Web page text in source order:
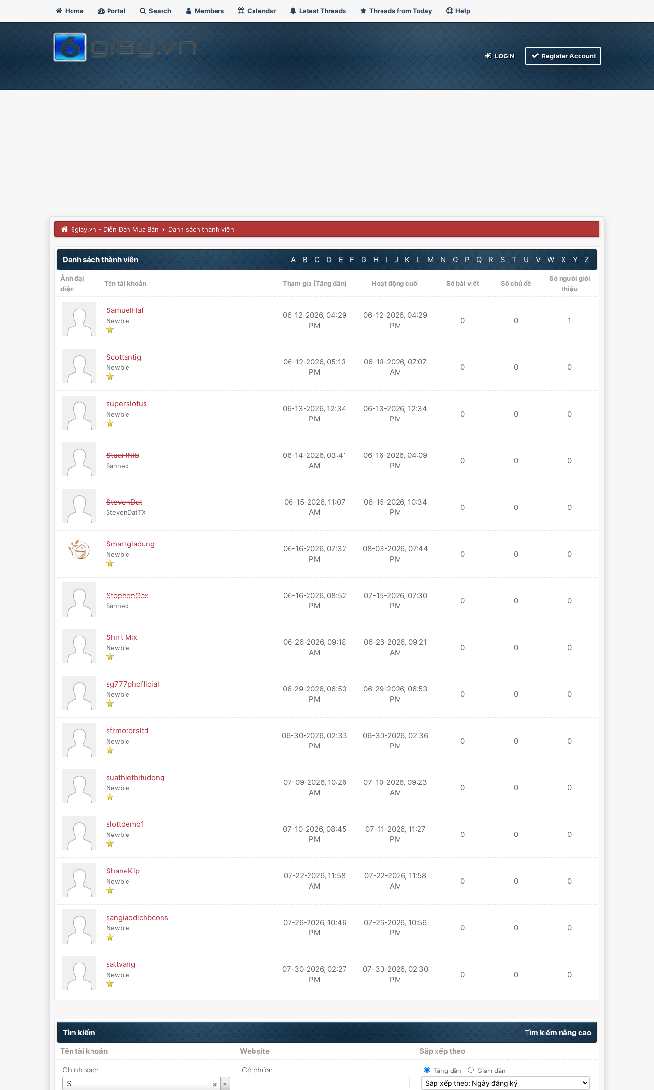
Home Portal Search Members Calendar Latest Threads Threads from Today Help
LOGIN Register Account
6giay.vn - Diễn Đàn Mua Bán Danh sách thành viên
A B C D E F G H I J K L M N O P Q R S T U V W X Y Z
Danh sách thành viên
Ảnh đại
diện
Tên tài khoản Tham gia [Tăng dần] Hoạt động cuối Số bài viết Số chủ đề
Só người giới
thiệu
SamuelHaf
Newbie
06-12-2026, 04:29
PM
06-12-2026, 04:29
PM
0 0 1
Scottantig
Newbie
06-12-2026, 05:13
PM
06-18-2026, 07:07
AM
0 0 0
superslotus
Newbie
06-13-2026, 12:34
PM
06-13-2026, 12:34
PM
0 0 0
StuartNib
Banned
06-14-2026, 03:41
AM
06-16-2026, 04:09
PM
0 0 0
StevenDat
StevenDatTX
06-15-2026, 11:07
AM
06-15-2026, 10:34
PM
0 0 0
Smartgiadung
Newbie
06-16-2026, 07:32
PM
08-03-2026, 07:44
PM
0 0 0
StephenGax
Banned
06-16-2026, 08:52
PM
07-15-2026, 07:30
PM
0 0 0
Shirt Mix
Newbie
06-26-2026, 09:18
AM
06-26-2026, 09:21
AM
0 0 0
sg777phofficial
Newbie
06-29-2026, 06:53
PM
06-29-2026, 06:53
PM
0 0 0
sfrmotorsltd
Newbie
06-30-2026, 02:33
PM
06-30-2026, 02:36
PM
0 0 0
suathietbitudong
Newbie
07-09-2026, 10:26
AM
07-10-2026, 09:23
AM
0 0 0
slottdemo1
Newbie
07-10-2026, 08:45
PM
07-11-2026, 11:27
PM
0 0 0
ShaneKip
Newbie
07-22-2026, 11:58
AM
07-22-2026, 11:58
AM
0 0 0
sangiaodichbcons
Newbie
07-26-2026, 10:46
PM
07-26-2026, 10:56
PM
0 0 0
sattvang
Newbie
07-30-2026, 02:27
PM
07-30-2026, 02:30
PM
0 0 0
Tìm kiếm nâng cao
Tìm kiếm
Tên tài khoản
Website Sắp xếp theo
Chính xác:
S
Tên
Có chứa: Tăng dần Giảm dần